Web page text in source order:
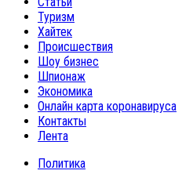
Туризм
Хайтек
Происшествия
Шоу бизнес
Шпионаж
Экономика
Онлайн карта коронавируса
Контакты
Лента
Политика